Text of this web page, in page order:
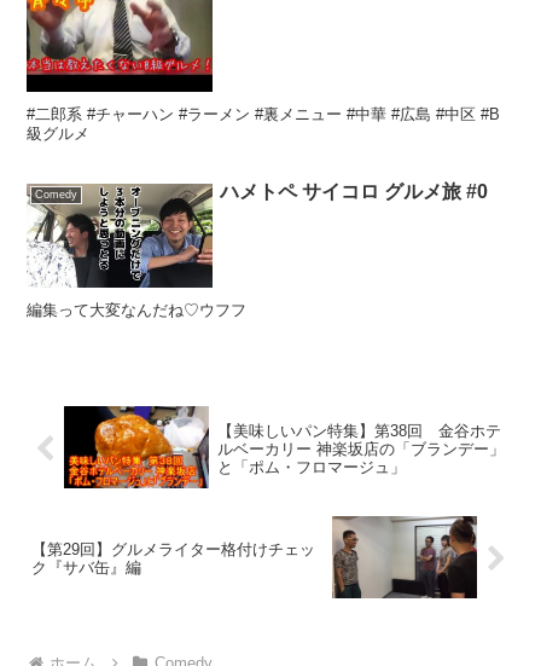
#二郎系 #チャーハン #ラーメン #裏メニュー #中華 #広島 #中区 #B
級グルメ
Comedy ハメトペ サイコロ グルメ旅 #0
編集って大変なんだね♡ウフフ
【美味しいパン特集】第38回 金谷ホテ
ルベーカリー 神楽坂店の「ブランデー」
と「ポム・フロマージュ」
【第29回】グルメライター格付けチェッ
ク『サバ缶』編